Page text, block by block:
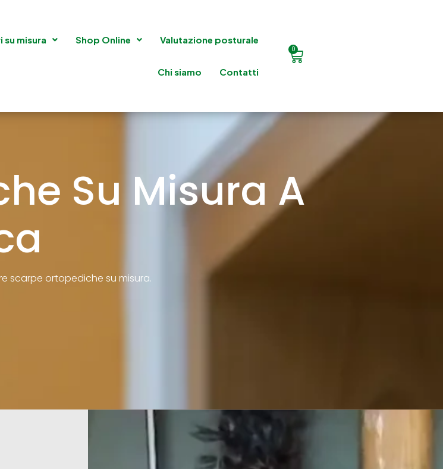
su misura Shop Online Valutazione posturale
Chi siamo Contatti
0
Su Misura A
scarpe ortopediche su misura.